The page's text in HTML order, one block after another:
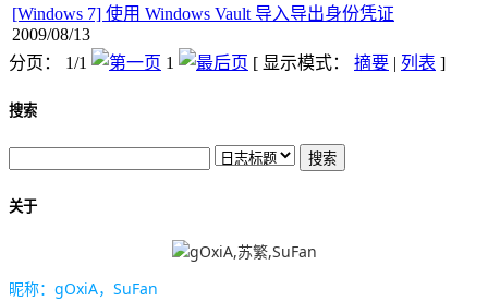
[Windows 7] 使用 Windows Vault 导入导出身份凭证
2009/08/13
分页： 1/1
1 [ 显示模式： 摘要 | 列表 ]
搜索
关于
昵称：gOxiA，SuFan